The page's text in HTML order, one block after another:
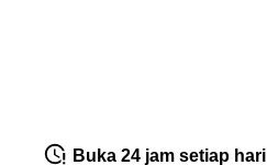
Buka 24 jam setiap hari